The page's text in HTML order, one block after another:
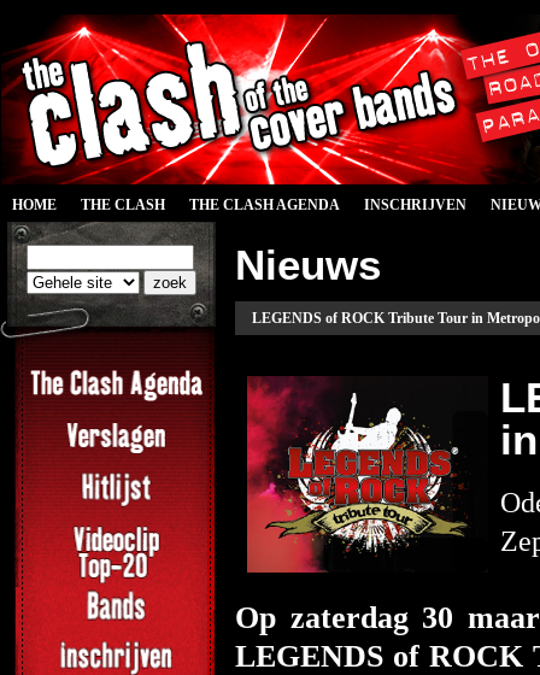
HOME THE CLASH THE CLASH AGENDA INSCHRIJVEN
Nieuws
LEGENDS of ROCK Tribute Tour in
Op zaterdag 30
LEGENDS of ROCK